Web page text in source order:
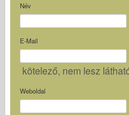
Név
E-Mail
kötelező, nem lesz
Weboldal